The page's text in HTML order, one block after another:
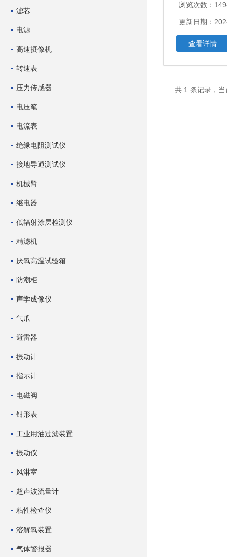
滤芯
电源
高速摄像机
转速表
压力传感器
电压笔
电流表
绝缘电阻测试仪
接地导通测试仪
机械臂
继电器
低辐射涂层检测仪
精滤机
厌氧高温试验箱
防潮柜
声学成像仪
气爪
避雷器
振动计
指示计
电磁阀
钳形表
工业用油过滤装置
振动仪
风淋室
超声波流量计
粘性检查仪
溶解氧装置
气体警报器
浏览次数：
更新日期：
查看详情
共 1 条记录，